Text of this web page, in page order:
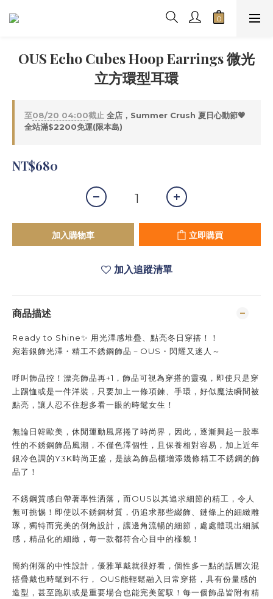
OUS Echo Cubes Hoop Earrings 微光
立方環型耳環
至08/20 04:00截止 全店，Summer Crush 夏日心動節💗
全站滿$2200免運(限本島)
NT$680
加入購物車 立即購買
加入追蹤清單
商品描述
Ready to Shine✨ 用光澤感堆疊、點亮冬日穿搭！！
宛若銀飾光澤・精工不銹鋼飾品－OUS・閃耀又迷人～
呼叫飾品控！漂亮飾品再+1，飾品可視為穿搭的靈魂，即使只是穿
上踢恤或是一件洋裝，只要加上一條項鍊、手環，好似魔法瞬間被
點亮，讓人忍不住想多看一眼的時髦女生！
無論日韓歐美，休閒運動風席捲了時尚界，因此，逐漸興起一股率
性的不銹鋼飾品風潮，不僅色澤個性，且保養相對容易，加上近年
銀冷色調的Y3K時尚正盛，是該為飾品櫃增添幾條精工不銹鋼的飾
品了！
不銹鋼質感自帶著率性洒落，而OUS以其追求細節的精工，令人
無可挑惕！即使以不銹鋼材質，仍追求那些綴飾、鏈條上的細緻雕
琢，獨特而完美的倒角設計，讓邊角流暢的細節，處處體現出細膩
感，精品化的細緻，每一款都符合心目中的樣貌！
簡約俐落的中性設計，優雅單戴就很好看，個性多一點的話層次混
搭疊戴也時髦到不行， OUS能輕鬆融入日常穿搭，具有份量感的
造型，甚至跑趴或是重要場合也能完美駕馭！每一個飾品皆附有精